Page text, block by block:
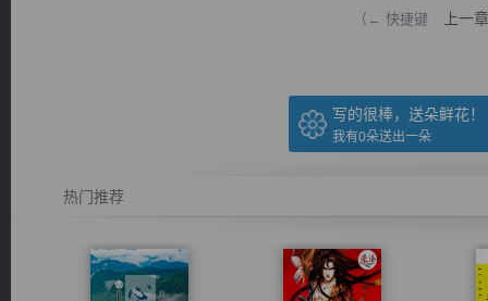
（← 快捷键 上一章
写的很棒，送朵鲜花！
我有0朵送出一朵
热门推荐